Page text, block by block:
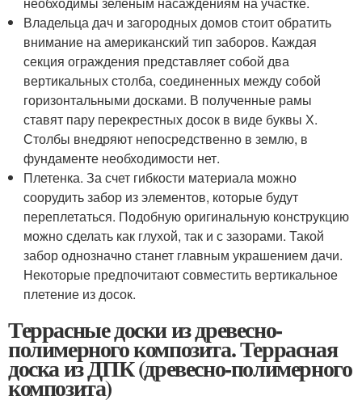
Владельца дач и загородных домов стоит обратить
внимание на американский тип заборов. Каждая
секция ограждения представляет собой два
вертикальных столба, соединенных между собой
горизонтальными досками. В полученные рамы
ставят пару перекрестных досок в виде буквы Х.
Столбы внедряют непосредственно в землю, в
фундаменте необходимости нет.
Плетенка. За счет гибкости материала можно
соорудить забор из элементов, которые будут
переплетаться. Подобную оригинальную конструкцию
можно сделать как глухой, так и с зазорами. Такой
забор однозначно станет главным украшением дачи.
Некоторые предпочитают совместить вертикальное
плетение из досок.
Террасные доски из древесно-
полимерного композита. Террасная
доска из ДПК (древесно-полимерного
композита)